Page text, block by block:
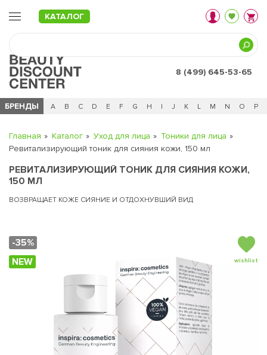
КАТАЛОГ
8 (499) 645-53-65
БРЕНДЫ
Ч 0 - 9 A B C D E F G H I J K L M N O P
Главная Каталог Уход для лица
Тоники для лица
Ревитализирующий тоник для сияния кожи, 150 мл
РЕВИТАЛИЗИРУЮЩИЙ ТОНИК ДЛЯ СИЯНИЯ КОЖИ,
150 МЛ
ВОЗВРАЩАЕТ КОЖЕ СИЯНИЕ И ОТДОХНУВШИЙ ВИД
-35%
NEW
wishlist